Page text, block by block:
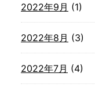
2022年9月 (1)
2022年8月 (3)
2022年7月 (4)